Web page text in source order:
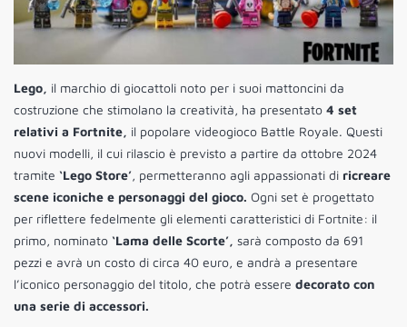
Lego, il marchio di giocattoli noto per i suoi mattoncini da
costruzione che stimolano la creatività, ha presentato 4 set
relativi a Fortnite, il popolare videogioco Battle Royale. Questi
nuovi modelli, il cui rilascio è previsto a partire da ottobre 2024
tramite ‘Lego Store’, permetteranno agli appassionati di ricreare
scene iconiche e personaggi del gioco. Ogni set è progettato
per riflettere fedelmente gli elementi caratteristici di Fortnite: il
primo, nominato ‘Lama delle Scorte’, sarà composto da 691
pezzi e avrà un costo di circa 40 euro, e andrà a presentare
l’iconico personaggio del titolo, che potrà essere decorato con
una serie di accessori.